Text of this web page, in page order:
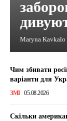
Maryna Kavkalo
Чим збивати
варіанти для
ЗМІ 05.08.2026
Скільки